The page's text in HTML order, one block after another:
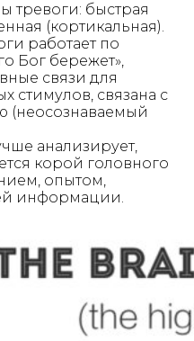
тревоги: быстрая
(кортикальная).
работает по
Бог бережет»,
связи для
стимулов, связана с
(неосознаваемый
анализирует,
корой головного
опытом,
информации.